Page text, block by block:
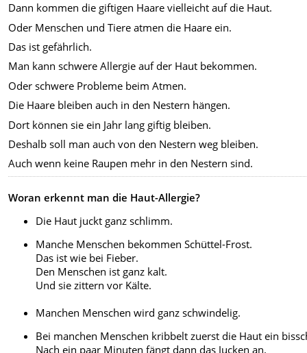
Dann kommen die giftigen Haare vielleicht auf die Haut.
Oder Menschen und Tiere atmen die Haare ein.
Das ist gefährlich.
Man kann schwere Allergie auf der Haut bekommen.
Oder schwere Probleme beim Atmen.
Die Haare bleiben auch in den Nestern hängen.
Dort können sie ein Jahr lang giftig bleiben.
Deshalb soll man auch von den Nestern weg bleiben.
Auch wenn keine Raupen mehr in den Nestern sind.
Woran erkennt man die Haut-Allergie?
Die Haut juckt ganz schlimm.
Manche Menschen bekommen Schüttel-Frost.
Das ist wie bei Fieber.
Den Menschen ist ganz kalt.
Und sie zittern vor Kälte.
Manchen Menschen wird ganz schwindelig.
Bei manchen Menschen kribbelt zuerst die Haut ein
Nach ein paar Minuten fängt dann das Jucken an.